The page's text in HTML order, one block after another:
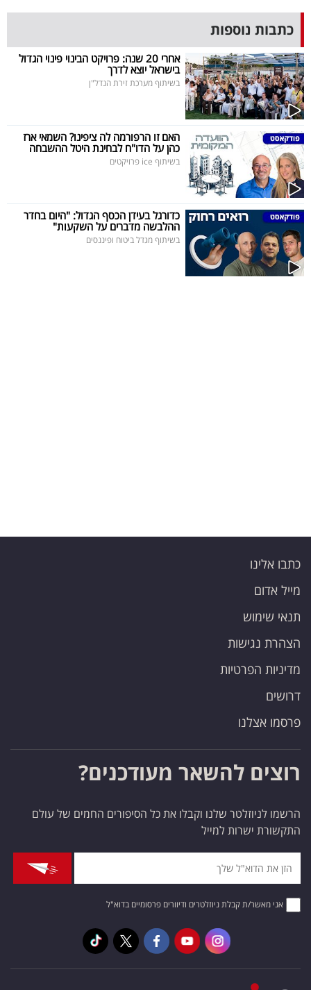
אדום
פרסמו
באייס
עקבו
אחרינו:
כתבות נוספות
אחרי 20 שנה: פרויקט הבינוי פינוי הגדול
בישראל יוצא לדרך
בשיתוף מערכת זירת הנדל"ן
האם זו הרפורמה לה ציפינו? השמאי ארז
כהן על הדו"ח לבחינת היטל ההשבחה
בשיתוף ice פרויקטים
כדורגל בעידן הכסף הגדול: "היום בחדר
ההלבשה מדברים על השקעות"
בשיתוף מגדל ביטוח ופיננסים
כתבו אלינו
מייל אדום
תנאי שימוש
הצהרת נגישות
מדיניות הפרטיות
דרושים
פרסמו אצלנו
רוצים להשאר מעודכנים?
הרשמו לניוזלטר שלנו וקבלו את כל הסיפורים החמים של עולם
התקשורת ישרות למייל
אני מאשר/ת קבלת ניוזלטרים ודיוורים פרסומיים בדוא"ל